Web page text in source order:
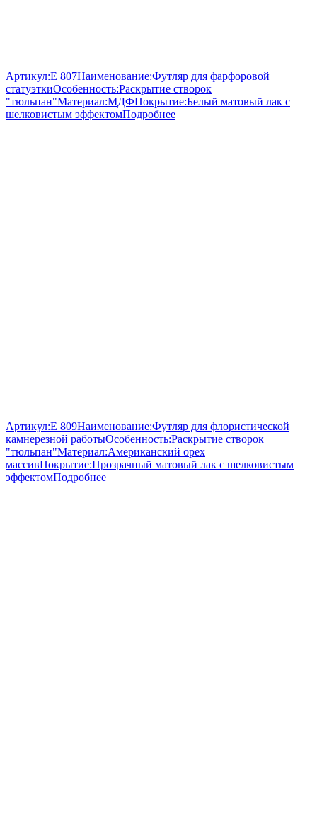
Артикул:E 807Наименование:Футляр для фарфоровой
статуэткиОсобенность:Раскрытие створок
"тюльпан"Материал:МДФПокрытие:Белый матовый лак с
шелковистым эффектомПодробнее
Артикул:E 809Наименование:Футляр для флористической
камнерезной работыОсобенность:Раскрытие створок
"тюльпан"Материал:Американский орех
массивПокрытие:Прозрачный матовый лак с шелковистым
эффектомПодробнее